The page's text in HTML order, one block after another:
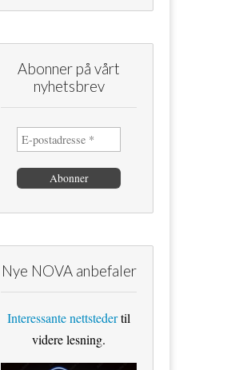
Abonner på vårt
nyhetsbrev
Nye NOVA anbefaler
Interessante nettstedertil
videre lesning.